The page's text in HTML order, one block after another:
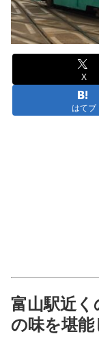
X
はてブ
富山駅近く
の味を堪能